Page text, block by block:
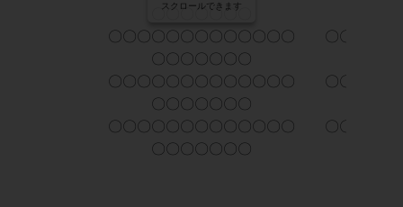
〇〇〇〇〇〇〇
〇〇〇〇〇〇〇〇〇〇〇〇〇
〇〇〇〇〇〇〇
〇〇〇〇〇〇〇〇〇〇〇〇〇
〇〇〇〇〇〇〇
〇〇〇〇〇〇〇〇〇〇〇〇〇
〇〇〇〇〇〇〇
〇〇〇〇〇
〇〇〇〇〇
〇〇〇〇〇
スクロールできます